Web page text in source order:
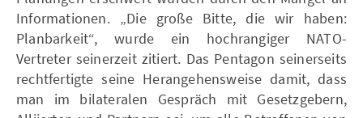
Informationen. „Die große Bitte, die wir haben:
Planbarkeit“, wurde ein hochrangiger NATO-
Vertreter seinerzeit zitiert. Das Pentagon seinerseits
rechtfertigte seine Herangehensweise damit, dass
man im bilateralen Gespräch mit Gesetzgebern,